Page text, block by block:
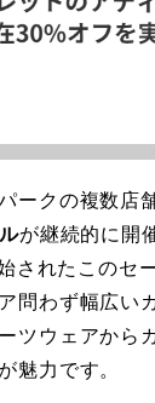
ークの複数店
が継続的に開
されたこのセ
問わず幅広い
ツウェアから
魅力です。